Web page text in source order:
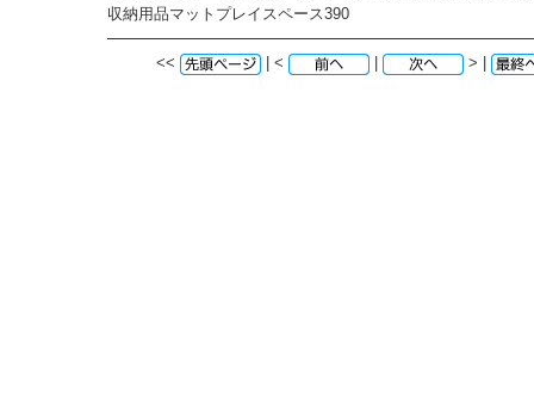
収納用品マットプレイスペース390
<< | < | > |